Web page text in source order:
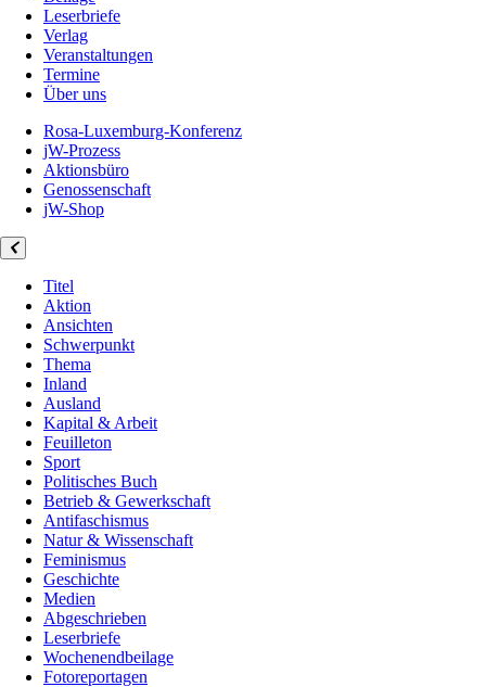
Leserbriefe
Verlag
Veranstaltungen
Termine
Über uns
Rosa-Luxemburg-Konferenz
jW-Prozess
Aktionsbüro
Genossenschaft
jW-Shop
Titel
Aktion
Ansichten
Schwerpunkt
Thema
Inland
Ausland
Kapital & Arbeit
Feuilleton
Sport
Politisches Buch
Betrieb & Gewerkschaft
Antifaschismus
Natur & Wissenschaft
Feminismus
Geschichte
Medien
Abgeschrieben
Leserbriefe
Wochenendbeilage
Fotoreportagen